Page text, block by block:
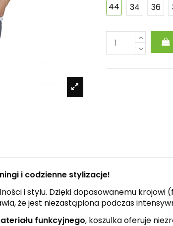
44
34 36
i codzienne stylizacje!
i stylu. Dzięki dopasowanemu
że jest niezastąpiona podczas
funkcyjnego, koszulka oferuje